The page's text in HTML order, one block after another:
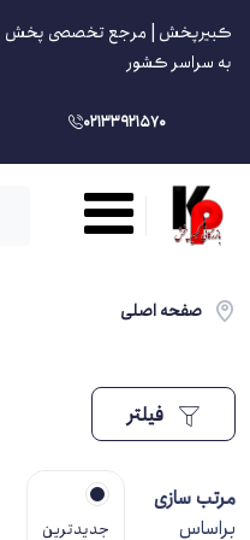
کبیرپخش | مرجع تخصصی پخش
به سراسر کشور
02133921570
صفحه اصلی
فیلتر
مرتب سازی
براساس
جدیدترین